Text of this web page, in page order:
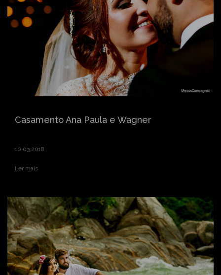
Casamento Ana Paula e Wagner
10.03.2018
Ler mais